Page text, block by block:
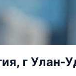
г Улан-